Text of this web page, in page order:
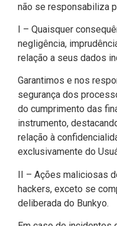
não se responsabiliza
I – Quaisquer
negligência,
relação a seus dados
Garantimos e nos
segurança dos
do cumprimento das
instrumento,
relação à
exclusivamente do
II – Ações maliciosas
hackers, exceto se
deliberada do Bunkyo.